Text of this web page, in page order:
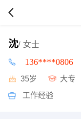
沈/ 女士
136****0806
35岁 大专
工作经验